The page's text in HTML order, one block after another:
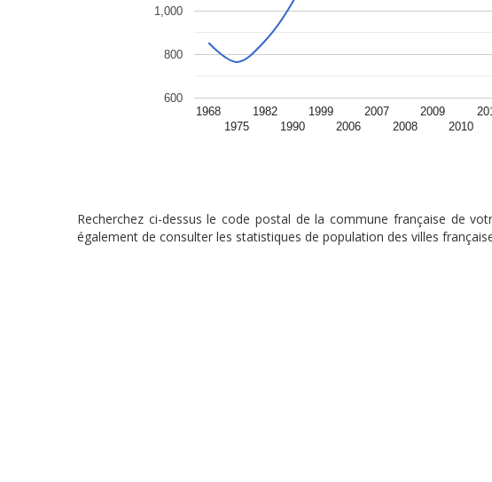
1968
1975
1982
1990
1999
2006
2007
2008
2009
2010
600
800
1,000
Recherchez ci-dessus le code postal de la commune française de
également de consulter les statistiques de population des villes